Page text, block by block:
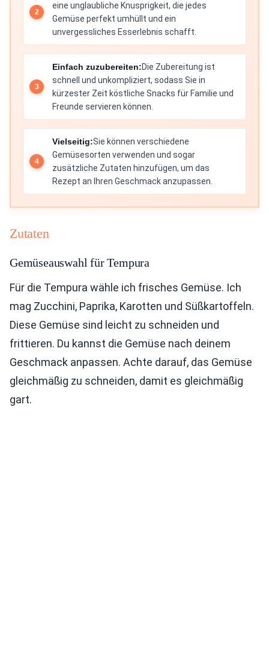
eine unglaubliche Knusprigkeit, die jedes
Gemüse perfekt umhüllt und ein
unvergessliches Esserlebnis schafft.
Einfach zuzubereiten:Die Zubereitung ist
schnell und unkompliziert, sodass Sie in
kürzester Zeit köstliche Snacks für Familie und
Freunde servieren können.
Vielseitig:Sie können verschiedene
Gemüsesorten verwenden und sogar
zusätzliche Zutaten hinzufügen, um das
Rezept an Ihren Geschmack anzupassen.
Zutaten
Gemüseauswahl für Tempura
Für die Tempura wähle ich frisches Gemüse. Ich
mag Zucchini, Paprika, Karotten und Süßkartoffeln.
Diese Gemüse sind leicht zu schneiden und
frittieren. Du kannst die Gemüse nach deinem
Geschmack anpassen. Achte darauf, das Gemüse
gleichmäßig zu schneiden, damit es gleichmäßig
gart.